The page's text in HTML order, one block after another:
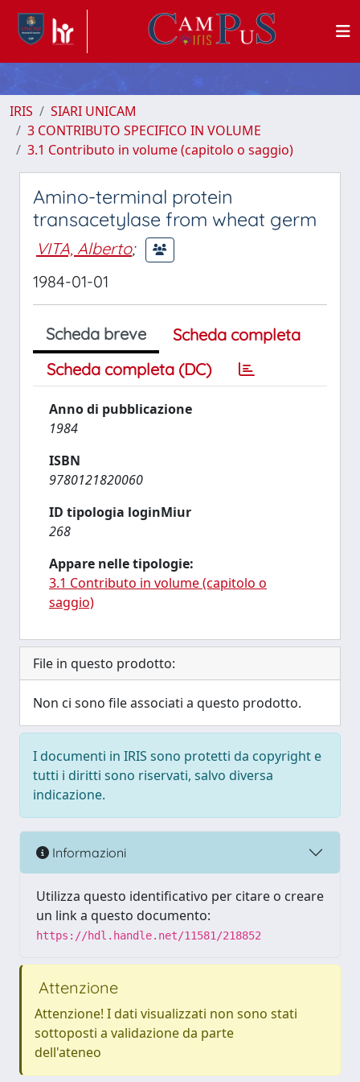
IRIS
SIARI UNICAM
3 CONTRIBUTO SPECIFICO IN VOLUME
3.1 Contributo in volume (capitolo o saggio)
Amino-terminal protein
transacetylase from wheat germ
VITA, Alberto;
1984-01-01
Scheda breve
Scheda completa
Scheda completa (DC)
Anno di pubblicazione
1984
ISBN
9780121820060
ID tipologia loginMiur
268
Appare nelle tipologie:
3.1 Contributo in volume (capitolo o
saggio)
File in questo prodotto:
Non ci sono file associati a questo prodotto.
I documenti in IRIS sono protetti da copyright e
tutti i diritti sono riservati, salvo diversa
indicazione.
Informazioni
Utilizza questo identificativo per citare o creare
un link a questo documento:
https://hdl.handle.net/11581/218852
Attenzione
Attenzione! I dati visualizzati non sono stati
sottoposti a validazione da parte
dell'ateneo